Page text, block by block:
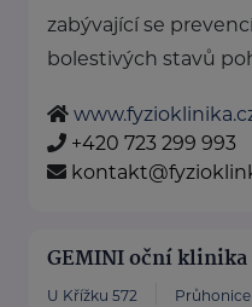
zabývající se
bolestivých stavů
+420 723 299 993
GEMINI oční klinika
U Křížku 572 Průhonice